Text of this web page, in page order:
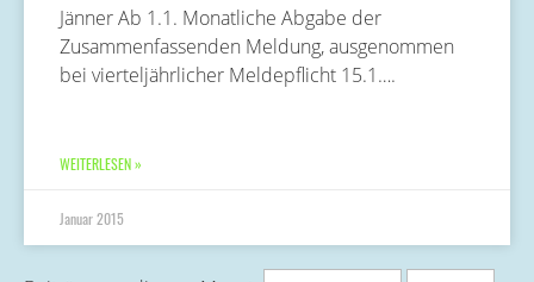
Jänner Ab 1.1. Monatliche Abgabe der
Zusammenfassenden Meldung, ausgenommen
bei vierteljährlicher Meldepflicht 15.1….
WEITERLESEN »
Januar 2015